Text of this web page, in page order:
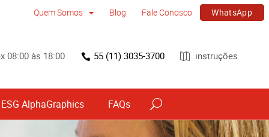
Quem Somos Blog Fale Conosco WhatsApp
08:00 às 18:00 55 (11) 3035-3700 instruções
ESG AlphaGraphics FAQs